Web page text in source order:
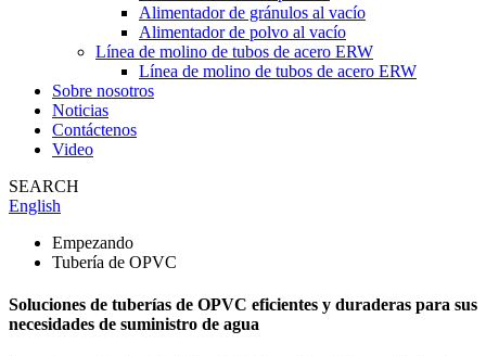
Alimentador de gránulos al vacío
Alimentador de polvo al vacío
Línea de molino de tubos de acero ERW
Línea de molino de tubos de acero ERW
Sobre nosotros
Noticias
Contáctenos
Video
SEARCH
English
Empezando
Tubería de OPVC
Soluciones de tuberías de OPVC eficientes y duraderas para sus
necesidades de suministro de agua